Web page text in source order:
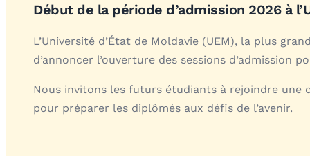
Début de la période d’admission 2026 à
L’Université d’État de Moldavie (UEM), la plus
d’annoncer l’ouverture des sessions d’admission
Nous invitons les futurs étudiants à rejoindre une
pour préparer les diplômés aux défis de l’avenir.